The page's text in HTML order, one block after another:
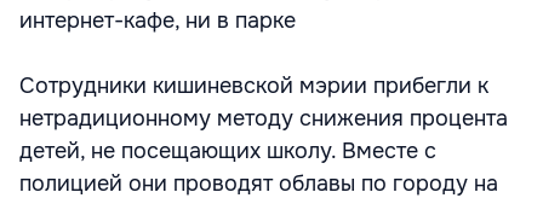
интернет-кафе, ни в парке
Сотрудники кишиневской мэрии прибегли к
нетрадиционному методу снижения процента
детей, не посещающих школу. Вместе с
полицией они проводят облавы по городу на